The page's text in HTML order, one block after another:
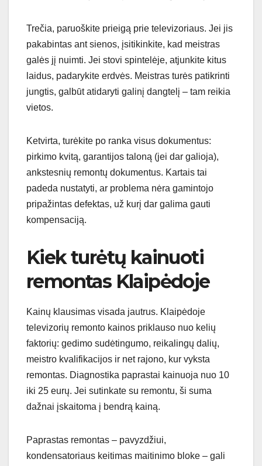
Trečia, paruoškite prieigą prie televizoriaus. Jei jis
pakabintas ant sienos, įsitikinkite, kad meistras
galės jį nuimti. Jei stovi spintelėje, atjunkite kitus
laidus, padarykite erdvės. Meistras turės patikrinti
jungtis, galbūt atidaryti galinį dangtelį – tam reikia
vietos.
Ketvirta, turėkite po ranka visus dokumentus:
pirkimo kvitą, garantijos taloną (jei dar galioja),
ankstesnių remontų dokumentus. Kartais tai
padeda nustatyti, ar problema nėra gamintojo
pripažintas defektas, už kurį dar galima gauti
kompensaciją.
Kiek turėtų kainuoti
remontas Klaipėdoje
Kainų klausimas visada jautrus. Klaipėdoje
televizorių remonto kainos priklauso nuo kelių
faktorių: gedimo sudėtingumo, reikalingų dalių,
meistro kvalifikacijos ir net rajono, kur vyksta
remontas. Diagnostika paprastai kainuoja nuo 10
iki 25 eurų. Jei sutinkate su remontu, ši suma
dažnai įskaitoma į bendrą kainą.
Paprastas remontas – pavyzdžiui,
kondensatoriaus keitimas maitinimo bloke – gali